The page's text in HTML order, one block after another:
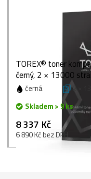
TOREX® toner
černý, 2 × 13000
černá 2 ×
Skladem > 9 ks
8 337 Kč
6 890 Kč bez DPH